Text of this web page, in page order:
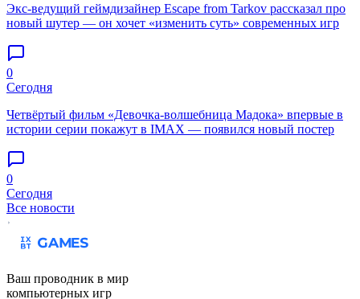
Экс-ведущий геймдизайнер Escape from Tarkov рассказал про
новый шутер — он хочет «изменить суть» современных игр
0
Сегодня
Четвёртый фильм «Девочка-волшебница Мадока» впервые в
истории серии покажут в IMAX — появился новый постер
0
Сегодня
Все новости
Ваш проводник в мир
компьютерных игр